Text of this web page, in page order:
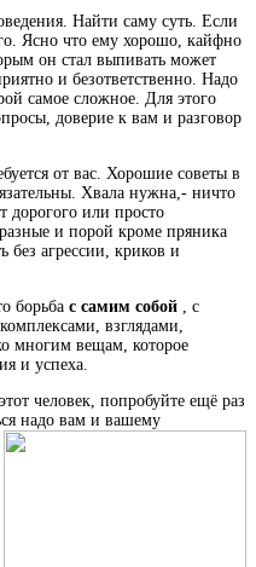
Найти саму суть. Если
Ясно что ему хорошо, кайфно
он стал выпивать может
и безответственно. Надо
самое сложное. Для этого
доверие к вам и разговор
от вас. Хорошие советы в
Хвала нужна,- ничто
дорогого или просто
и порой кроме пряника
без агрессии, криков и
борьба с самим собой , с
взглядами,
многим вещам, которое
и успеха.
человек, попробуйте ещё раз
надо вам и вашему